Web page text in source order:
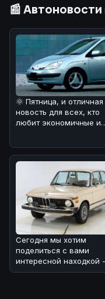
📰
🌞 Пятница, и отличная
новость для всех, кто
любит экономичные и
Сегодня мы хотим
поделиться с вами
интересной находкой -
BMW 2002 1974 года